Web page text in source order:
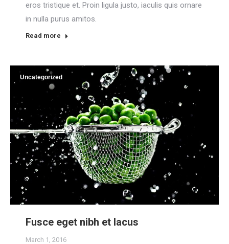
eros tristique et. Proin ligula justo, iaculis quis ornare
in nulla purus amitos.
Read more
Uncategorized
Fusce eget nibh et lacus
March 1, 2016